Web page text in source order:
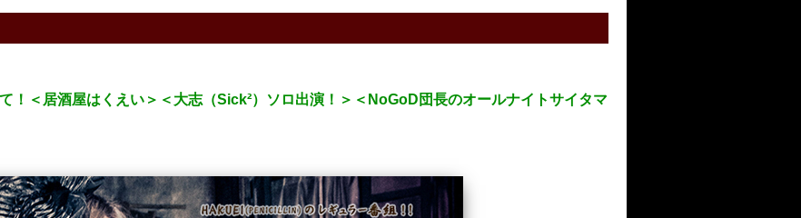
！＜居酒屋はくえい＞＜大志（Sick²）ソロ出演！＞＜NoGoD団長のオールナイトサイタマ